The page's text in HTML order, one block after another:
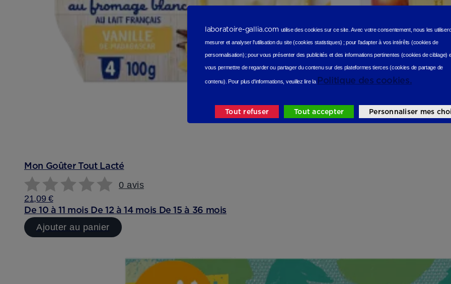
Mon Goûter Tout Lacté
0 avis
21,09 €
De 10 à 11 mois De 12 à 14 mois De 15 à 36 mois
Ajouter au panier
laboratoire-gallia.com utilise des cookies sur ce site.Avec votre consentement, nous les
mesurer et analyser l'utilisation du site (cookies statistiques) ;pour l'adapter à vos intérêts (cookies de
personnalisation) ;pour vous présenter des publicités et des informations pertinentes (cookies de ciblage)
vous permettre de regarder ou partager du contenu sur des plateformes tierces (cookies de partage de
contenu). Pour plus d'informations, veuillez lire la Politique des cookies.
Tout refuser Tout accepter Personnaliser mes